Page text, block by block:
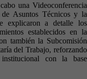
una Videoconferencia
Asuntos Técnicos y la
explicaron a detalle los
establecidos en la
también la Subcomisión
del Trabajo, reforzando
con la base